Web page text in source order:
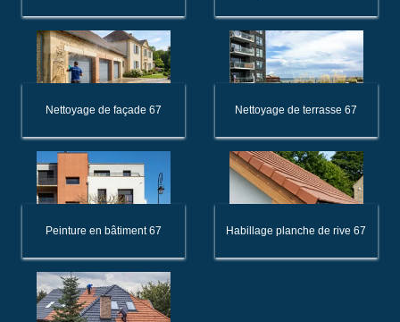
Nettoyage de façade 67 Nettoyage de terrasse 67
Peinture en bâtiment 67 Habillage planche de rive 67